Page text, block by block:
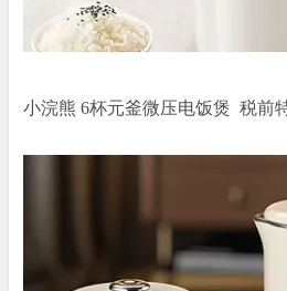
小浣熊 6杯元釜微压电饭煲 税前